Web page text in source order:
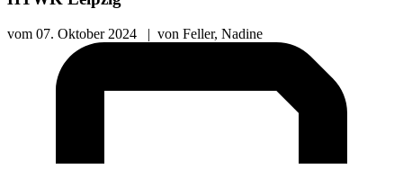
vom 07. Oktober 2024 | von Feller, Nadine